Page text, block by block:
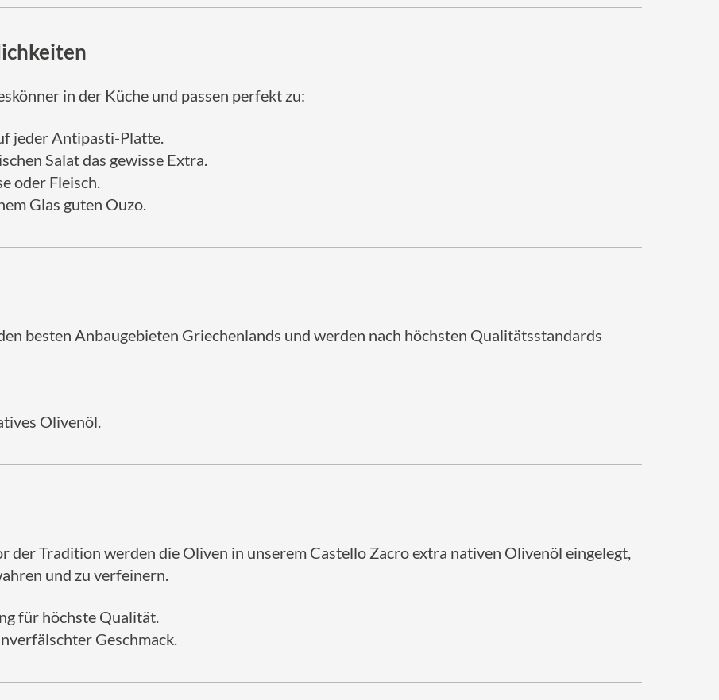
in der Küche und passen perfekt zu:
jeder Antipasti-Platte.
Salat das gewisse Extra.
oder Fleisch.
Glas guten Ouzo.
besten Anbaugebieten Griechenlands und werden nach höchsten Qualitätsstandards
Olivenöl.
der Tradition werden die Oliven in unserem Castello Zacro extra nativen Olivenöl eingelegt,
und zu verfeinern.
für höchste Qualität.
Geschmack.